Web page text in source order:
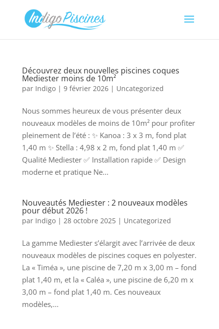
Découvrez deux nouvelles piscines coques
Mediester moins de 10m²
par Indigo| 9 février 2026| Uncategorized
Nous sommes heureux de vous présenter deux
nouveaux modèles de moins de 10m² pour profiter
pleinement de l’été : ✨ Kanoa : 3 x 3 m, fond plat
1,40 m ✨ Stella : 4,98 x 2 m, fond plat 1,40 m ✅
Qualité Mediester ✅ Installation rapide ✅ Design
moderne et pratique Ne...
Nouveautés Mediester : 2 nouveaux modèles
pour début 2026 !
par Indigo| 28 octobre 2025| Uncategorized
La gamme Mediester s’élargit avec l’arrivée de deux
nouveaux modèles de piscines coques en polyester.
La « Timéa », une piscine de 7,20 m x 3,00 m – fond
plat 1,40 m, et la « Caléa », une piscine de 6,20 m x
3,00 m – fond plat 1,40 m. Ces nouveaux
modèles,...